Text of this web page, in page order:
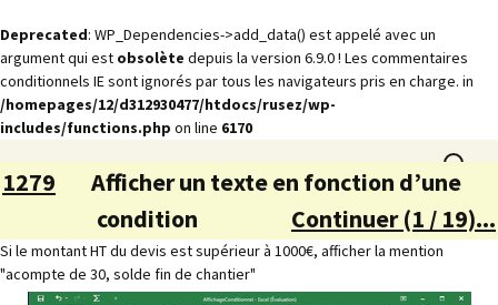
Deprecated: WP_Dependencies->add_data() est appelé avec un
argument qui est obsolète depuis la version 6.9.0 ! Les commentaires
conditionnels IE sont ignorés par tous les navigateurs pris en charge. in
/homepages/12/d312930477/htdocs/rusez/wp-
includes/functions.php on line 6170
rusez.com
au
contenu
1279
Afficher un texte en fonction d’une
condition
Continuer (1 / 19)...
Si le montant HT du devis est supérieur à 1000€, afficher la mention
"acompte de 30, solde fin de chantier"